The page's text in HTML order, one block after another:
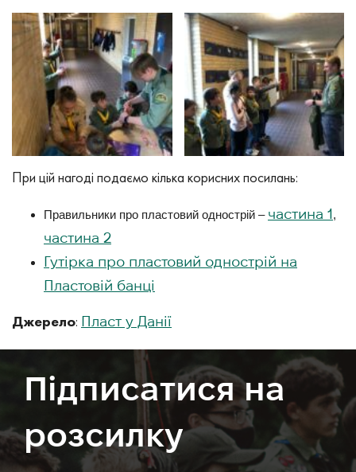
При цій нагоді подаємо кілька корисних посилань:
Правильники про пластовий однострій – частина 1,
частина 2
Гутірка про пластовий однострій на
Пластовій банці
Джерело: Пласт у Данії
Підписатися на
розсилку